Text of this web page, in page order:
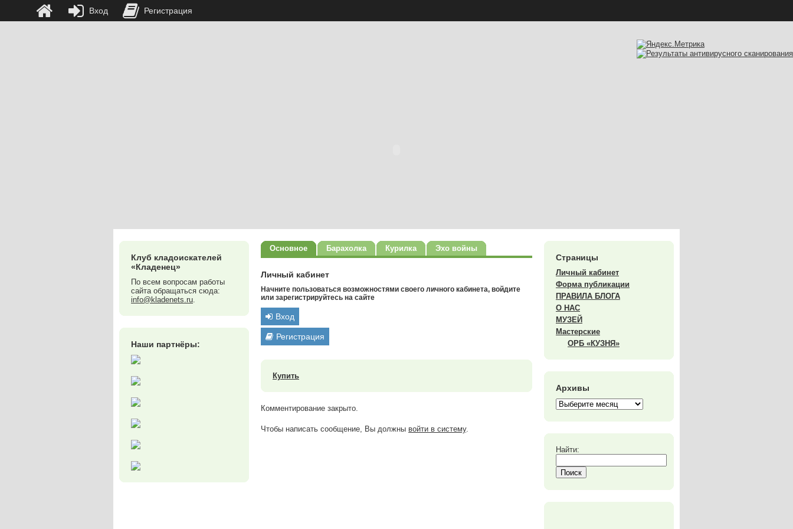
Клуб кладоискателей
«Кладенец»
По всем вопросам работы
сайта обращаться сюда:
info@kladenets.ru.
Наши партнёры:
Основное Барахолка Курилка Эхо войны
Личный кабинет
Начните пользоваться возможностями своего личного кабинета, войдите
или зарегистрируйтесь на сайте
Вход
Регистрация
Купить
Комментирование закрыто.
Чтобы написать сообщение, Вы должны войти в систему.
Страницы
Личный кабинет
Форма публикации
ПРАВИЛА БЛОГА
О НАС
МУЗЕЙ
Мастерские
ОРБ «КУЗНЯ»
Архивы
Найти:
Вход Регистрация